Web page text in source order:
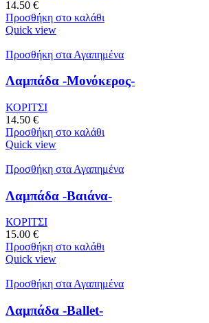
14.50 €
Προσθήκη στο καλάθι
Quick view
Προσθήκη στα Αγαπημένα
Λαμπάδα -Μονόκερος-
ΚΟΡΙΤΣΙ
14.50 €
Προσθήκη στο καλάθι
Quick view
Προσθήκη στα Αγαπημένα
Λαμπάδα -Βαιάνα-
ΚΟΡΙΤΣΙ
15.00 €
Προσθήκη στο καλάθι
Quick view
Προσθήκη στα Αγαπημένα
Λαμπάδα -Ballet-